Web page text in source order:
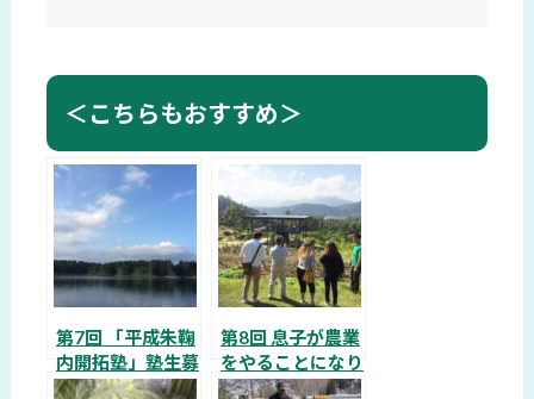
＜こちらもおすすめ＞
第7回 「平成朱鞠
内開拓塾」塾生募
集中！
第8回 息子が農業
をやることになり
ました!!